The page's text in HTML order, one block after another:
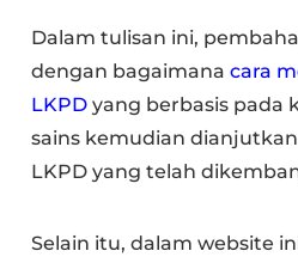
Dalam tulisan ini,
dengan bagaimanacara
LKPD yang berbasis pada
sains kemudian
LKPD yang telah
Selain itu, dalam website